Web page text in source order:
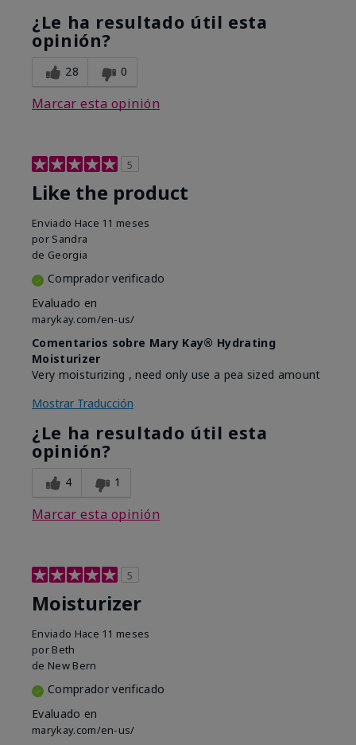
¿Le ha resultado útil esta
opinión?
28 0
Marcar esta opinión
5
Like the product
Enviado Hace 11 meses
por Sandra
de Georgia
Comprador verificado
Evaluado en
marykay.com/en-us/
Comentarios sobre Mary Kay® Hydrating
Moisturizer
Very moisturizing , need only use a pea sized amount
Mostrar Traducción
¿Le ha resultado útil esta
opinión?
4 1
Marcar esta opinión
5
Moisturizer
Enviado Hace 11 meses
por Beth
de New Bern
Comprador verificado
Evaluado en
marykay.com/en-us/